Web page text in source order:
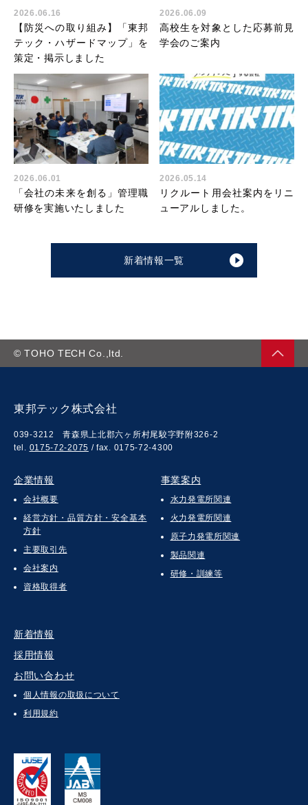
2026.06.16
【防災への取り組み】「東邦
テック・ハザードマップ」を
策定・掲示しました
2026.06.09
高校生を対象とした応募前見
学会のご案内
2026.06.01
「会社の未来を創る」管理職
研修を実施いたしました
2026.05.14
リクルート用会社案内をリニ
ューアルしました。
新着情報一覧
©TOHO TECH Co.,ltd.
東邦テック株式会社
039-3212 青森県上北郡六ヶ所村尾駮字野附326-2
tel. 0175-72-2075 / fax. 0175-72-4300
企業情報
会社概要
経営方針・品質方針・安全基本
方針
主要取引先
会社案内
資格取得者
事業案内
水力発電所関連
火力発電所関連
原子力発電所関連
製品関連
研修・訓練等
新着情報
採用情報
お問い合わせ
個人情報の取扱について
利用規約